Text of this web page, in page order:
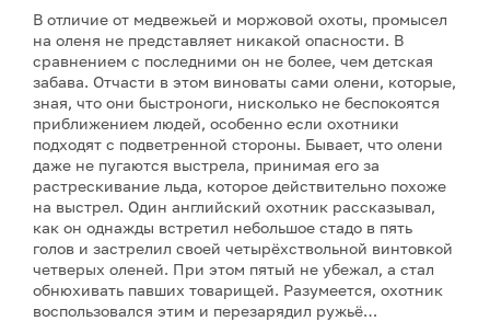
В отличие от медвежьей и моржовой охоты, промысел
на оленя не представляет никакой опасности. В
сравнением с последними он не более, чем детская
забава. Отчасти в этом виноваты сами олени, которые,
зная, что они быстроноги, нисколько не беспокоятся
приближением людей, особенно если охотники
подходят с подветренной стороны. Бывает, что олени
даже не пугаются выстрела, принимая его за
растрескивание льда, которое действительно похоже
на выстрел. Один английский охотник рассказывал,
как он однажды встретил небольшое стадо в пять
голов и застрелил своей четырёхствольной винтовкой
четверых оленей. При этом пятый не убежал, а стал
обнюхивать павших товарищей. Разумеется, охотник
воспользовался этим и перезарядил ружьё…